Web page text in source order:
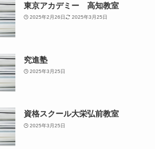
東京アカデミー 高知教室
2025年2月26日 2025年3月25日
究進塾
2025年3月25日
資格スクール大栄弘前教室
2025年3月25日